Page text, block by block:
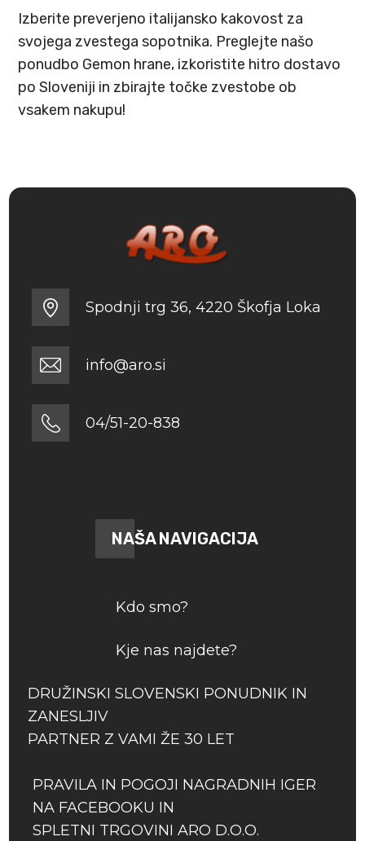
Izberite preverjeno italijansko kakovost za
svojega zvestega sopotnika. Preglejte našo
ponudbo Gemon hrane, izkoristite hitro dostavo
po Sloveniji in zbirajte točke zvestobe ob
vsakem nakupu!
Spodnji trg 36, 4220 Škofja Loka
info@aro.si
04/51-20-838
NAŠA NAVIGACIJA
Kdo smo?
Kje nas najdete?
DRUŽINSKI SLOVENSKI PONUDNIK IN
ZANESLJIV
PARTNER Z VAMI ŽE 30 LET
PRAVILA IN POGOJI NAGRADNIH IGER
NA FACEBOOKU IN
SPLETNI TRGOVINI ARO D.O.O.